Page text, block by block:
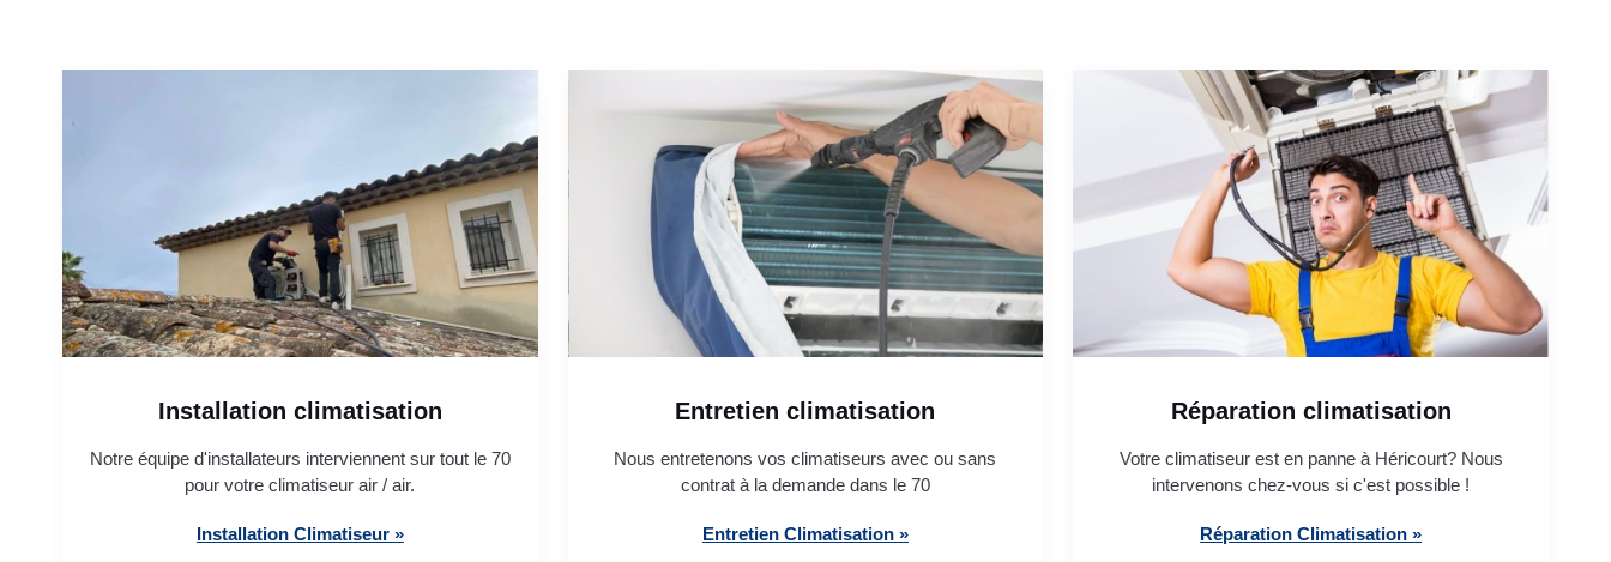
Installation climatisation
Notre équipe d'installateurs interviennent sur tout le 70
pour votre climatiseur air / air.
Installation Climatiseur »
Entretien climatisation
Nous entretenons vos climatiseurs avec ou sans
contrat à la demande dans le 70
Entretien Climatisation »
Réparation climatisation
Votre climatiseur est en panne à Héricourt? Nous
intervenons chez-vous si c'est possible !
Réparation Climatisation »